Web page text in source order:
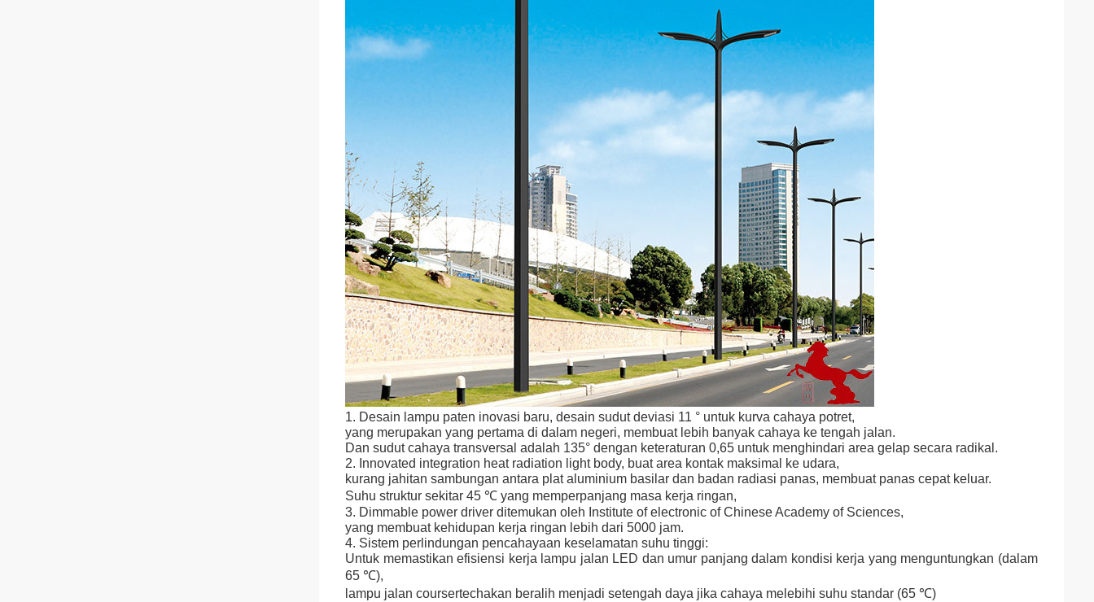
1. Desain lampu paten inovasi baru, desain sudut deviasi 11 ° untuk kurva cahaya potret,
yang merupakan yang pertama di dalam negeri, membuat lebih banyak cahaya ke tengah jalan.
Dan sudut cahaya transversal adalah 135° dengan keteraturan 0,65 untuk menghindari area gelap secara radikal.
2. Innovated integration heat radiation light body, buat area kontak maksimal ke udara,
kurang jahitan sambungan antara plat aluminium basilar dan badan radiasi panas, membuat panas cepat keluar.
Suhu struktur sekitar 45 ℃ yang memperpanjang masa kerja ringan,
3. Dimmable power driver ditemukan oleh Institute of electronic of Chinese Academy of Sciences,
yang membuat kehidupan kerja ringan lebih dari 5000 jam.
4. Sistem perlindungan pencahayaan keselamatan suhu tinggi:
Untuk memastikan efisiensi kerja lampu jalan LED dan umur panjang dalam kondisi kerja yang menguntungkan (dalam
65 ℃),
lampu jalan coursertechakan beralih menjadi setengah daya jika cahaya melebihi suhu standar (65 ℃)